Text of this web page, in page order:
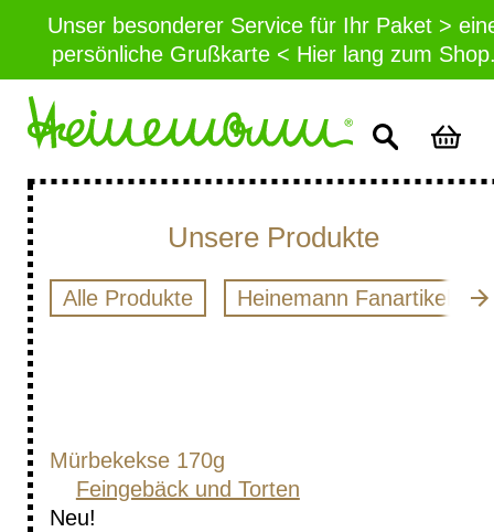
Unser besonderer Service für Ihr Paket >
persönliche Grußkarte < Hier lang zum
Unsere Produkte
Alle Produkte Heinemann Fanartikel
Mürbekekse 170g
Feingebäck und Torten
Neu!